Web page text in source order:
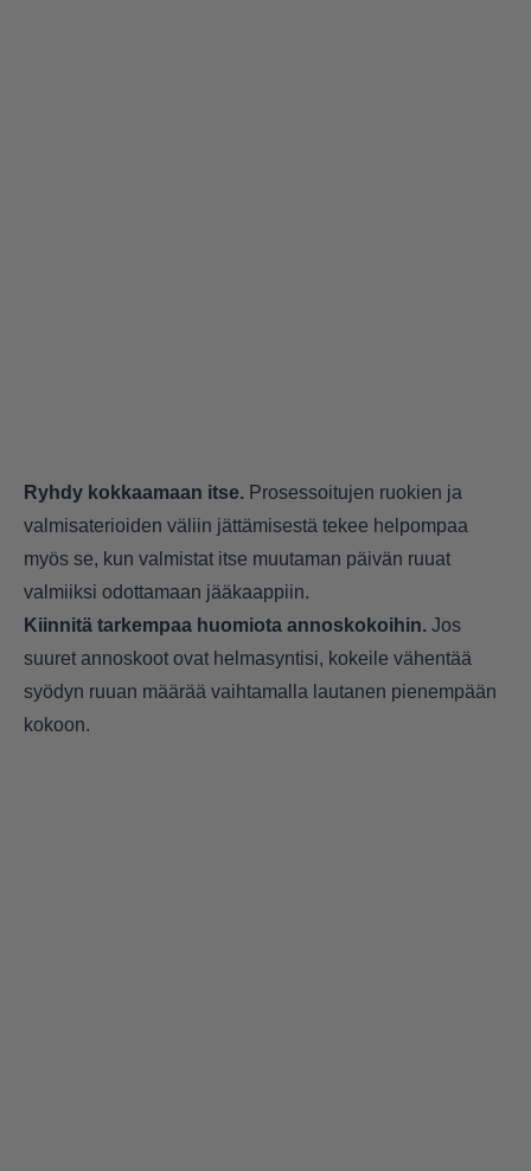
Ryhdy kokkaamaan itse. Prosessoitujen ruokien ja
valmisaterioiden väliin jättämisestä tekee helpompaa
myös se, kun valmistat itse muutaman päivän ruuat
valmiiksi odottamaan jääkaappiin.
Kiinnitä tarkempaa huomiota annoskokoihin. Jos
suuret annoskoot ovat helmasyntisi, kokeile vähentää
syödyn ruuan määrää vaihtamalla lautanen pienempään
kokoon.